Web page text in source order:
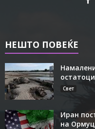
НЕШТО ПОВЕЌЕ
Свет
Иран
на